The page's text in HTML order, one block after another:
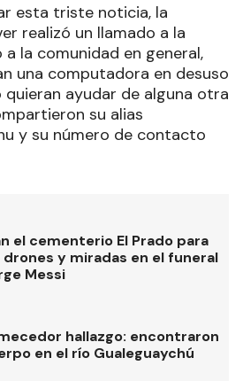
esta triste noticia, la
realizó un llamado a la
la comunidad en general,
una computadora en desuso
ayudar de alguna otra
su alias
y su número de contacto
el cementerio El Prado para
y miradas en el funeral
Messi
hallazgo: encontraron
en el río Gualeguaychú